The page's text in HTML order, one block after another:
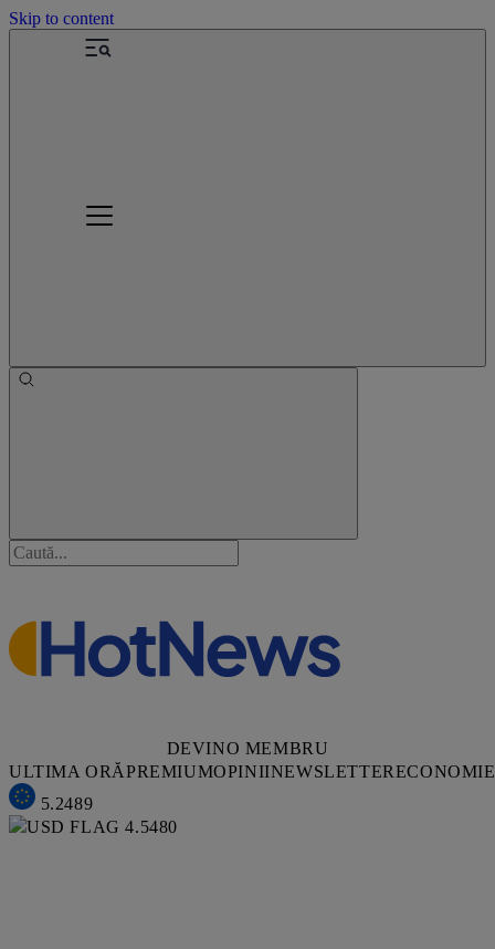
Skip to content
DEVINO MEMBRU
ULTIMA ORĂPREMIUMOPINIINEWSLETTERECONOMIE
5.2489
4.5480